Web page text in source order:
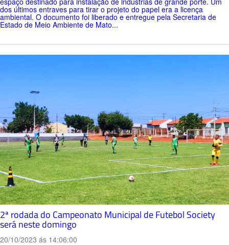
dos últimos entraves para tirar o projeto do papel era a licença
ambiental. O documento foi liberado e entregue pela Secretaria de
Estado de Meio Ambiente de Mato...
2ª rodada do Campeonato Municipal de Futebol Society
será neste domingo
20/10/2023 ás 14:06:00